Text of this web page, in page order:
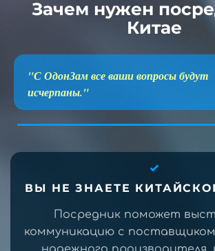
Зачем нужен
Китае
"С ОдонЗам все ваши вопросы будут
исчерпаны."
ВЫ НЕ ЗНАЕТЕ
Посредник поможет
коммуникацию с